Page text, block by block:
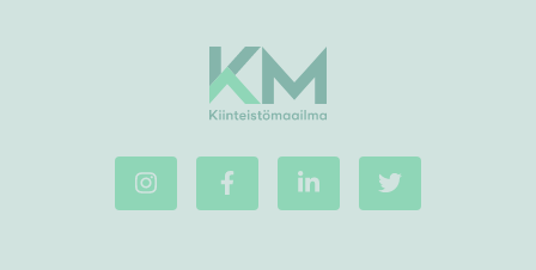
Kokonaispinta-ala